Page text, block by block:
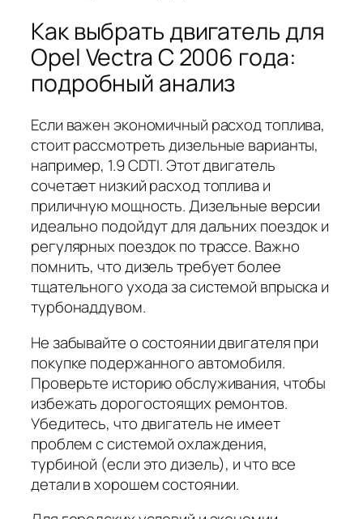
Как выбрать двигатель для
Opel Vectra C 2006 года:
подробный анализ
Если важен экономичный расход топлива,
стоит рассмотреть дизельные варианты,
например, 1.9 CDTI. Этот двигатель
сочетает низкий расход топлива и
приличную мощность. Дизельные версии
идеально подойдут для дальних поездок и
регулярных поездок по трассе. Важно
помнить, что дизель требует более
тщательного ухода за системой впрыска и
турбонаддувом.
Не забывайте о состоянии двигателя при
покупке подержанного автомобиля.
Проверьте историю обслуживания, чтобы
избежать дорогостоящих ремонтов.
Убедитесь, что двигатель не имеет
проблем с системой охлаждения,
турбиной (если это дизель), и что все
детали в хорошем состоянии.